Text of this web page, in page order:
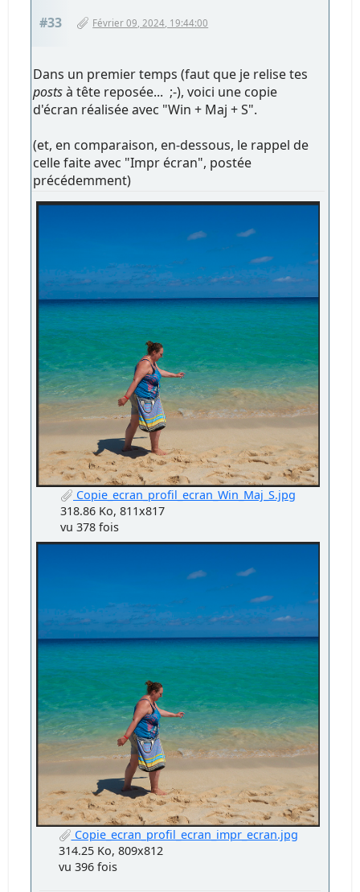
#33 Février 09, 2024, 19:44:00
Dans un premier temps (faut que je relise tes
postsà tête reposée... ;-), voici une copie
d'écran réalisée avec "Win + Maj + S".
(et, en comparaison, en-dessous, le rappel de
celle faite avec "Impr écran", postée
précédemment)
Copie_ecran_profil_ecran_Win_Maj_S.jpg
318.86 Ko, 811x817
vu 378 fois
Copie_ecran_profil_ecran_impr_ecran.jpg
314.25 Ko, 809x812
vu 396 fois